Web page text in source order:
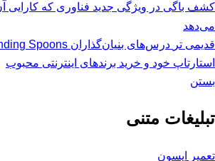
کشف باگی در ویژگی جدید فناوری که
می‌دهد
قدیمی تر
استارتاپ خود و خرید برندهای اینترنتی محبوب
بستن
تبلیغات متنی
تعمیر اپسون